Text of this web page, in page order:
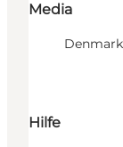
Media
Hilfe